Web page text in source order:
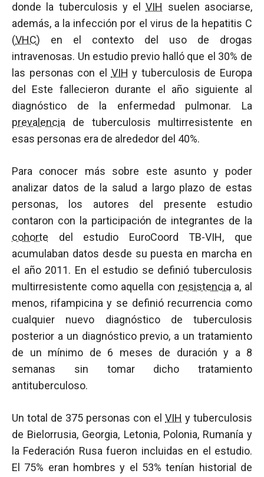
donde la tuberculosis y elVIH suelen asociarse,
además, a la infección por el virus de la hepatitis C
(VHC) en el contexto del uso de drogas
intravenosas. Un estudio previo halló que el 30% de
las personas con el VIH y tuberculosis de Europa
del Este fallecieron durante el año siguiente al
diagnóstico de la enfermedad pulmonar. La
prevalencia de tuberculosis multirresistente en
esas personas era de alrededor del 40%.
Para conocer más sobre este asunto y poder
analizar datos de la salud a largo plazo de estas
personas, los autores del presente estudio
contaron con la participación de integrantes de la
cohorte del estudio EuroCoord TB-VIH, que
acumulaban datos desde su puesta en marcha en
el año 2011. En el estudio se definió tuberculosis
multirresistente como aquella con resistencia a, al
menos, rifampicina y se definió recurrencia como
cualquier nuevo diagnóstico de tuberculosis
posterior a un diagnóstico previo, a un tratamiento
de un mínimo de 6 meses de duración y a 8
semanas sin tomar dicho tratamiento
antituberculoso.
Un total de 375 personas con el VIH y tuberculosis
de Bielorrusia, Georgia, Letonia, Polonia, Rumanía y
la Federación Rusa fueron incluidas en el estudio.
El 75% eran hombres y el 53% tenían historial de